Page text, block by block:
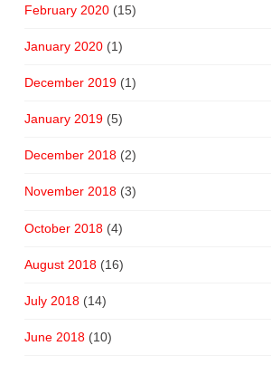
February 2020(15)
January 2020(1)
December 2019(1)
January 2019(5)
December 2018(2)
November 2018(3)
October 2018(4)
August 2018(16)
July 2018(14)
June 2018(10)